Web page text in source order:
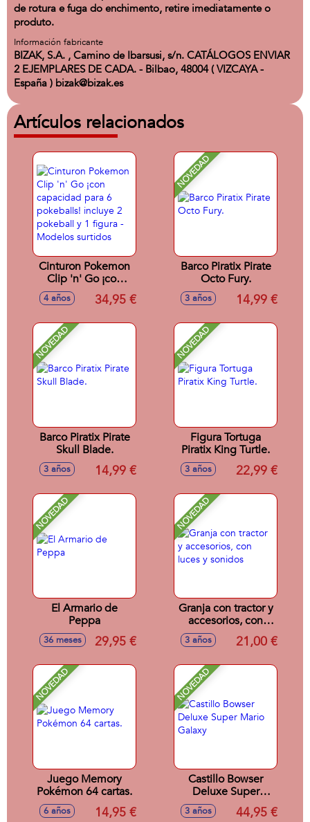
de rotura e fuga do enchimento, retire imediatamente o
produto.
Información fabricante
BIZAK, S.A. , Camino de Ibarsusi, s/n. CATÁLOGOS ENVIAR
2 EJEMPLARES DE CADA. - Bilbao, 48004 ( VIZCAYA -
España ) bizak@bizak.es
Artículos relacionados
Cinturon Pokemon
Clip 'n' Go ¡con
capacidad para 6
pokeballs! incluye
figura - Modelos
surtidos
4 años 34,95 €
NOVEDAD
Barco Piratix Pirate
Octo Fury.
3 años 14,99 €
NOVEDAD
Barco Piratix Pirate
Skull Blade.
3 años 14,99 €
NOVEDAD
Figura Tortuga
Piratix King Turtle.
3 años 22,99 €
NOVEDAD
El Armario de
Peppa
36 meses 29,95 €
NOVEDAD
Granja con tractor y
accesorios, con
luces y sonidos
3 años 21,00 €
NOVEDAD
Juego Memory
Pokémon 64 cartas.
6 años 14,95 €
NOVEDAD
Castillo Bowser
Deluxe Super
Mario Galaxy
3 años 44,95 €